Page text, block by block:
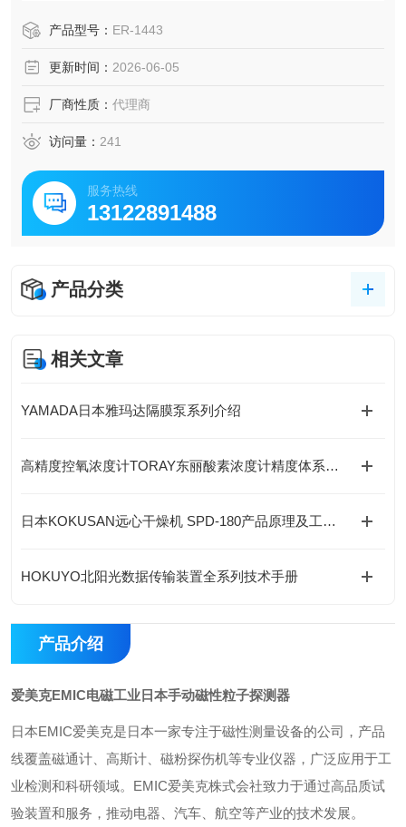
品质试验装置和服务，推动电器、汽车、航空等产业的技术
产品型号： ER-1443
更新时间： 2026-06-05
厂商性质： 代理商
访问量： 241
服务热线
13122891488
产品分类
相关文章
YAMADA日本雅玛达隔膜泵系列介绍
高精度控氧浓度计TORAY东丽酸素浓度计精度体系、核心技术与全场景应用解析
日本KOKUSAN远心干燥机 SPD-180产品原理及工况选型指南
HOKUYO北阳光数据传输装置全系列技术手册
产品介绍
爱美克EMIC电磁工业日本手动磁性粒子探测器
日本EMIC爱美克是日本一家专注于磁性测量设备的公司，产品
线覆盖磁通计、高斯计、磁粉探伤机等专业仪器，广泛应用于工
业检测和科研领域。EMIC爱美克株式会社致力于通过高品质试
验装置和服务，推动电器、汽车、航空等产业的技术发展。